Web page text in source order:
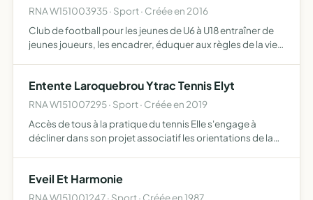
RNA W151003935 · Sport · Créée en 2016
Club de football pour les jeunes de U6 à U18 entraîner de
jeunes joueurs, les encadrer, éduquer aux règles de la vie
Entente Laroquebrou Ytrac Tennis Elyt
RNA W151007295 · Sport · Créée en 2019
Accès de tous à la pratique du tennis Elle s'engage à
décliner dans son projet associatif les orientations de la
Eveil Et Harmonie
RNA W151001247 · Sport · Créée en 1987